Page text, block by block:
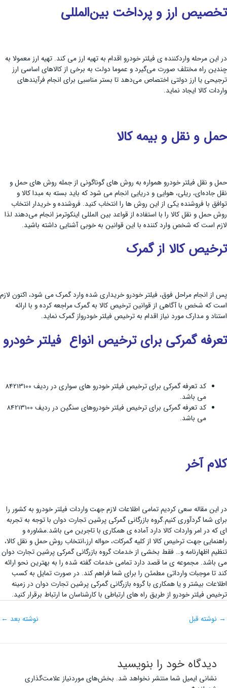
تخصیص ارز و پرداخت بین‌المللی
در این مرحله واردکننده ی فیلتر خودرو اقدام به تهیه ارز می کند. تهیه ارز معمولا به
چندین راه مختلف صورت می‌گیرد و عموما دولت به برخی از کالاهای اساسی ارز
ترجیحی یا ارز دولتی اختصاص می‌دهد تا بستر مناسبی برای انجام فرآیندهای
واردات کالا ایجاد نماید.
حمل و نقل و بیمه کالا
حمل‌ و نقل فیلتر خودرو همواره به روش ‌های گوناگونی از جمله روش های حمل‌ و
نقل جاده‌ای، ریلی، هوایی و دریایی انجام می شود که باید بسته به مبدا کالا و
توافق با فروشنده یکی از این روش ها را انتخاب کنید. فروشنده و خریدار انتخاب
روش حمل ‌و نقل کالا را با استفاده از قواعد بین ‌المللی اینکوترمز انجام می‌دهند لذا
لازم است که شخص وارد کننده با این قوانین به خوبی آشنایی داشته باشید.
ترخیص کالا از گمرک
پس از انجام مراحل فوق، فیلتر خودرو خریداری شده وارد گمرک می شود، اکنون لازم
است که شخص با آگاهی از قوانین ترخیص کالا به گمرک مراجعه کرده و با ارائه
استناد و مدارک مورد نیاز اقدام به ترخیص فیلتر خودرواز گمرک نماید.
تعرفه گمرکی برای ترخیص انواع فیلتر خودرو
کد تعرفه گمرکی برای ترخیص فیلتر خودرو های سواری در ردیف 84213100
می باشد.
کد تعرفه گمرکی برای ترخیص فیلتر خودروهای سنگین در ردیف 84213100
می باشد.
کلام آخر
در این مقاله سعی کردیم تمامی اطلاعات لازم جهت واردات فیلتر خودرو به کشور را
برای شما گردآوری کنیم.گروه بازرگانی گمرکی پرشین تجارت دوان با توجه به تجربه
ای که در امر واردات کالا دارد آماده ی همکاری با تاجرین می باشد.مشاوره و
راهنمایی جهت ترخیص کالا از کلیه گمرکات، حواله ارز،انتخاب روش حمل و نقل کالا،
تنظیم اظهارنامه و… فقط بخشی از خدمات گروه بازرگانی گمرکی پرشین تجارت دوان
می باشد. مجموعه ی ما قصد دارد تمامی خدمات گفته شده را به بهترین نحو ارائه
کند تا موجبات وارداتی مطمئن را برای شما فراهم کند. در صورت تمایل به کسب
اطلاعات بیشتر و یا همکاری با گروه بازرگانی گمرکی پرشین تجارت دوان در زمینه
ترخیص فیلتر خودرو از طریق راه های ارتباطی با کارشناسان ما ارتباط برقرار کنید.
→ نوشته قبل نوشته بعد ←
دیدگاه‌ خود را بنویسید
نشانی ایمیل شما منتشر نخواهد شد. بخش‌های موردنیاز علامت‌گذاری